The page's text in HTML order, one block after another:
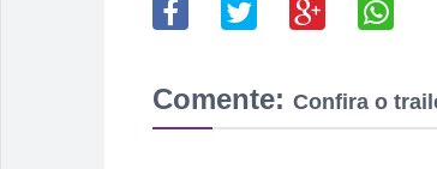
Comente: Confira o